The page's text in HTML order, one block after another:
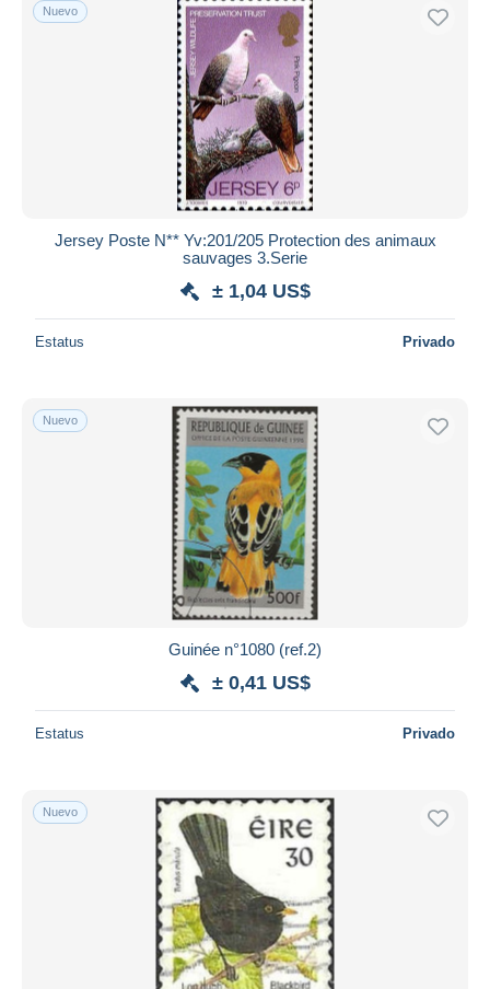
Nuevo
Jersey Poste N** Yv:201/205 Protection des animaux
sauvages 3.Serie
± 1,04 US$
Estatus Privado
Nuevo
Guinée n°1080 (ref.2)
± 0,41 US$
Estatus Privado
Nuevo